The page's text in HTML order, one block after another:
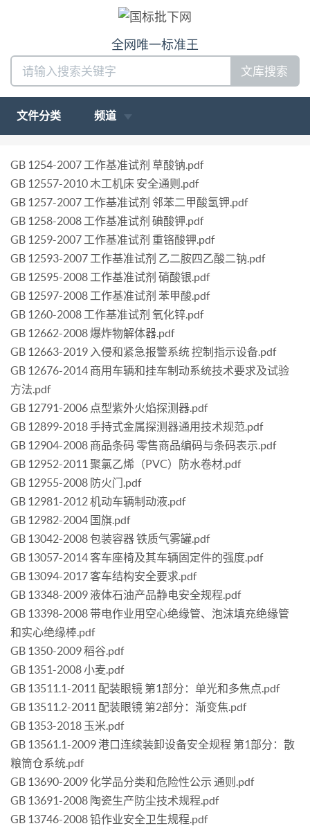
全网唯一标准王
文库搜索
文件分类 频道
GB 1254-2007 工作基准试剂 草酸钠.pdf
GB 12557-2010 木工机床 安全通则.pdf
GB 1257-2007 工作基准试剂 邻苯二甲酸氢钾.pdf
GB 1258-2008 工作基准试剂 碘酸钾.pdf
GB 1259-2007 工作基准试剂 重铬酸钾.pdf
GB 12593-2007 工作基准试剂 乙二胺四乙酸二钠.pdf
GB 12595-2008 工作基准试剂 硝酸银.pdf
GB 12597-2008 工作基准试剂 苯甲酸.pdf
GB 1260-2008 工作基准试剂 氧化锌.pdf
GB 12662-2008 爆炸物解体器.pdf
GB 12663-2019 入侵和紧急报警系统 控制指示设备.pdf
GB 12676-2014 商用车辆和挂车制动系统技术要求及试验
方法.pdf
GB 12791-2006 点型紫外火焰探测器.pdf
GB 12899-2018 手持式金属探测器通用技术规范.pdf
GB 12904-2008 商品条码 零售商品编码与条码表示.pdf
GB 12952-2011 聚氯乙烯（PVC）防水卷材.pdf
GB 12955-2008 防火门.pdf
GB 12981-2012 机动车辆制动液.pdf
GB 12982-2004 国旗.pdf
GB 13042-2008 包装容器 铁质气雾罐.pdf
GB 13057-2014 客车座椅及其车辆固定件的强度.pdf
GB 13094-2017 客车结构安全要求.pdf
GB 13348-2009 液体石油产品静电安全规程.pdf
GB 13398-2008 带电作业用空心绝缘管、泡沫填充绝缘管
和实心绝缘棒.pdf
GB 1350-2009 稻谷.pdf
GB 1351-2008 小麦.pdf
GB 13511.1-2011 配装眼镜 第1部分：单光和多焦点.pdf
GB 13511.2-2011 配装眼镜 第2部分：渐变焦.pdf
GB 1353-2018 玉米.pdf
GB 13561.1-2009 港口连续装卸设备安全规程 第1部分：散
粮筒仓系统.pdf
GB 13690-2009 化学品分类和危险性公示 通则.pdf
GB 13691-2008 陶瓷生产防尘技术规程.pdf
GB 13746-2008 铅作业安全卫生规程.pdf